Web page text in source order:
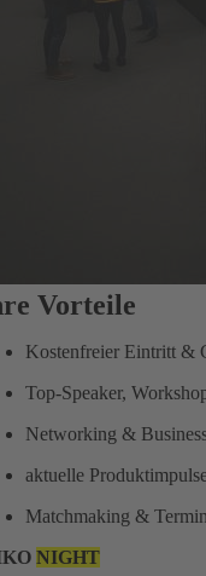
Vorteile
Kostenfreier Eintritt &
Top-Speaker,
Networking &
aktuelle
Matchmaking &
NIGHT